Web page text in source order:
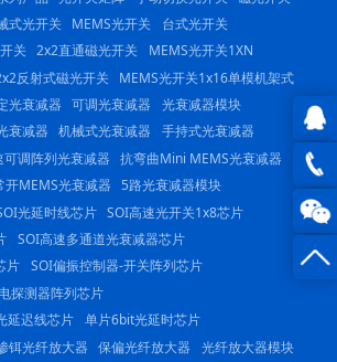
QQ在
线咨
询
0816
式光开关 MEMS光开关
台式光开关
关 2x2直通磁光开关
MEMS光开关1XN
反射式磁光开关
MEMS光开关1x16单模机架式
光衰减器 可调光衰减器
光衰减器模块
衰减器 机械式光衰减器
手持式光衰减器
可调阵列光衰减器 抗弯曲Mini MEMS光衰减器
开MEMS光衰减器 5路光衰减器模块
光延时线芯片 SOI高速光开关1x8芯片
SOI高速多通道光衰减器芯片
片 SOI偏振控制器-开关阵列芯片
探测器阵列芯片
延迟线芯片 单片6bit光延时芯片
铒光纤放大器 保偏光纤放大器
光纤放大器模块